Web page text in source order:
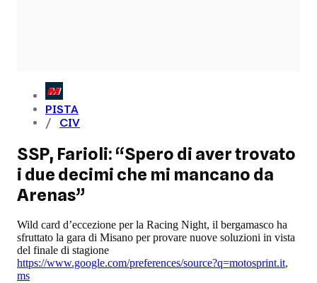
PISTA
CIV
SSP, Farioli: “Spero di aver trovato
i due decimi che mi mancano da
Arenas”
Wild card d’eccezione per la Racing Night, il bergamasco ha
sfruttato la gara di Misano per provare nuove soluzioni in vista
del finale di stagione
https://www.google.com/preferences/source?q=motosprint.it,
ms